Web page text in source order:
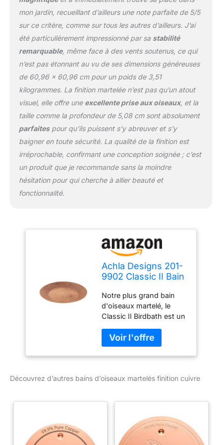
mon jardin, recueillant d’ailleurs une note parfaite de 5/5
sur ce critère, comme sur tous les autres d’ailleurs. J’ai
été particulièrement impressionné par sa stabilité
remarquable, même face à des vents soutenus, ce qui
n’est pas étonnant au vu de ses dimensions généreuses
de 60,96 x 60,96 cm pour un poids de 3,51
kilogrammes. La finition martelée n’est pas qu’un atout
visuel, elle offre une excellente prise aux oiseaux, et la
taille comme la profondeur de 5,08 cm sont absolument
parfaitespour qu’ils puissent s’y abreuver et s’y
baigner en toute sécurité. La qualité de la finition est
irréprochable, confirmant une conception soignée ; c’est
un produit que je recommande sans la moindre
hésitation pour qui cherche à allier beauté et
fonctionnalité.
Achla Designs 201-
9902 Classic II Bain
Finition cuivre
Notre plus grand bain
d'oiseaux martelé, le
Classic II Birdbath est un
avec un large bord
perché et un fond plat
texturé Généreusement
diamètre x 5,3 cm de
d'oiseaux est une pièce
vignette de jardin ou un
point focal Design
martelé, hachures
Découvrez d’autres bains d’oiseaux martelés finition cuivre